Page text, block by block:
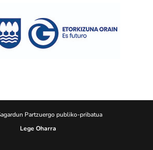
Partzuergo publiko-pribatua
Lege Oharra